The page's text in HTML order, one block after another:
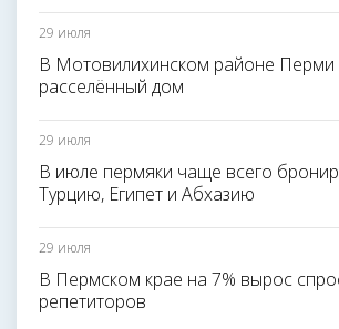
29 июля
В Мотовилихинском районе Перми
расселённый дом
29 июля
В июле пермяки чаще всего
Турцию, Египет и Абхазию
29 июля
В Пермском крае на 7% вырос
репетиторов